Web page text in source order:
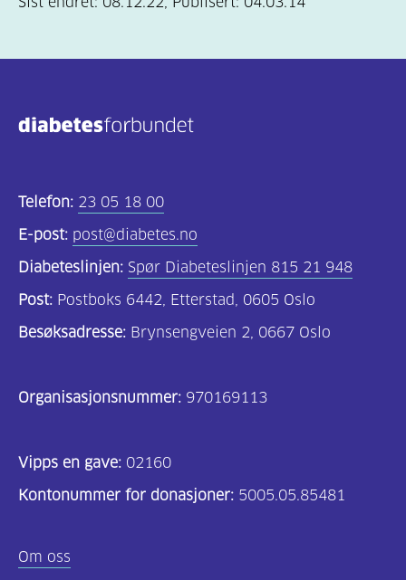
Telefon: 23 05 18 00
E-post: post@diabetes.no
Diabeteslinjen: Spør Diabeteslinjen 815 21 948
Post: Postboks 6442, Etterstad, 0605 Oslo
Besøksadresse: Brynsengveien 2, 0667 Oslo
Organisasjonsnummer: 970169113
Vipps en gave: 02160
Kontonummer for donasjoner: 5005.05.85481
Om oss